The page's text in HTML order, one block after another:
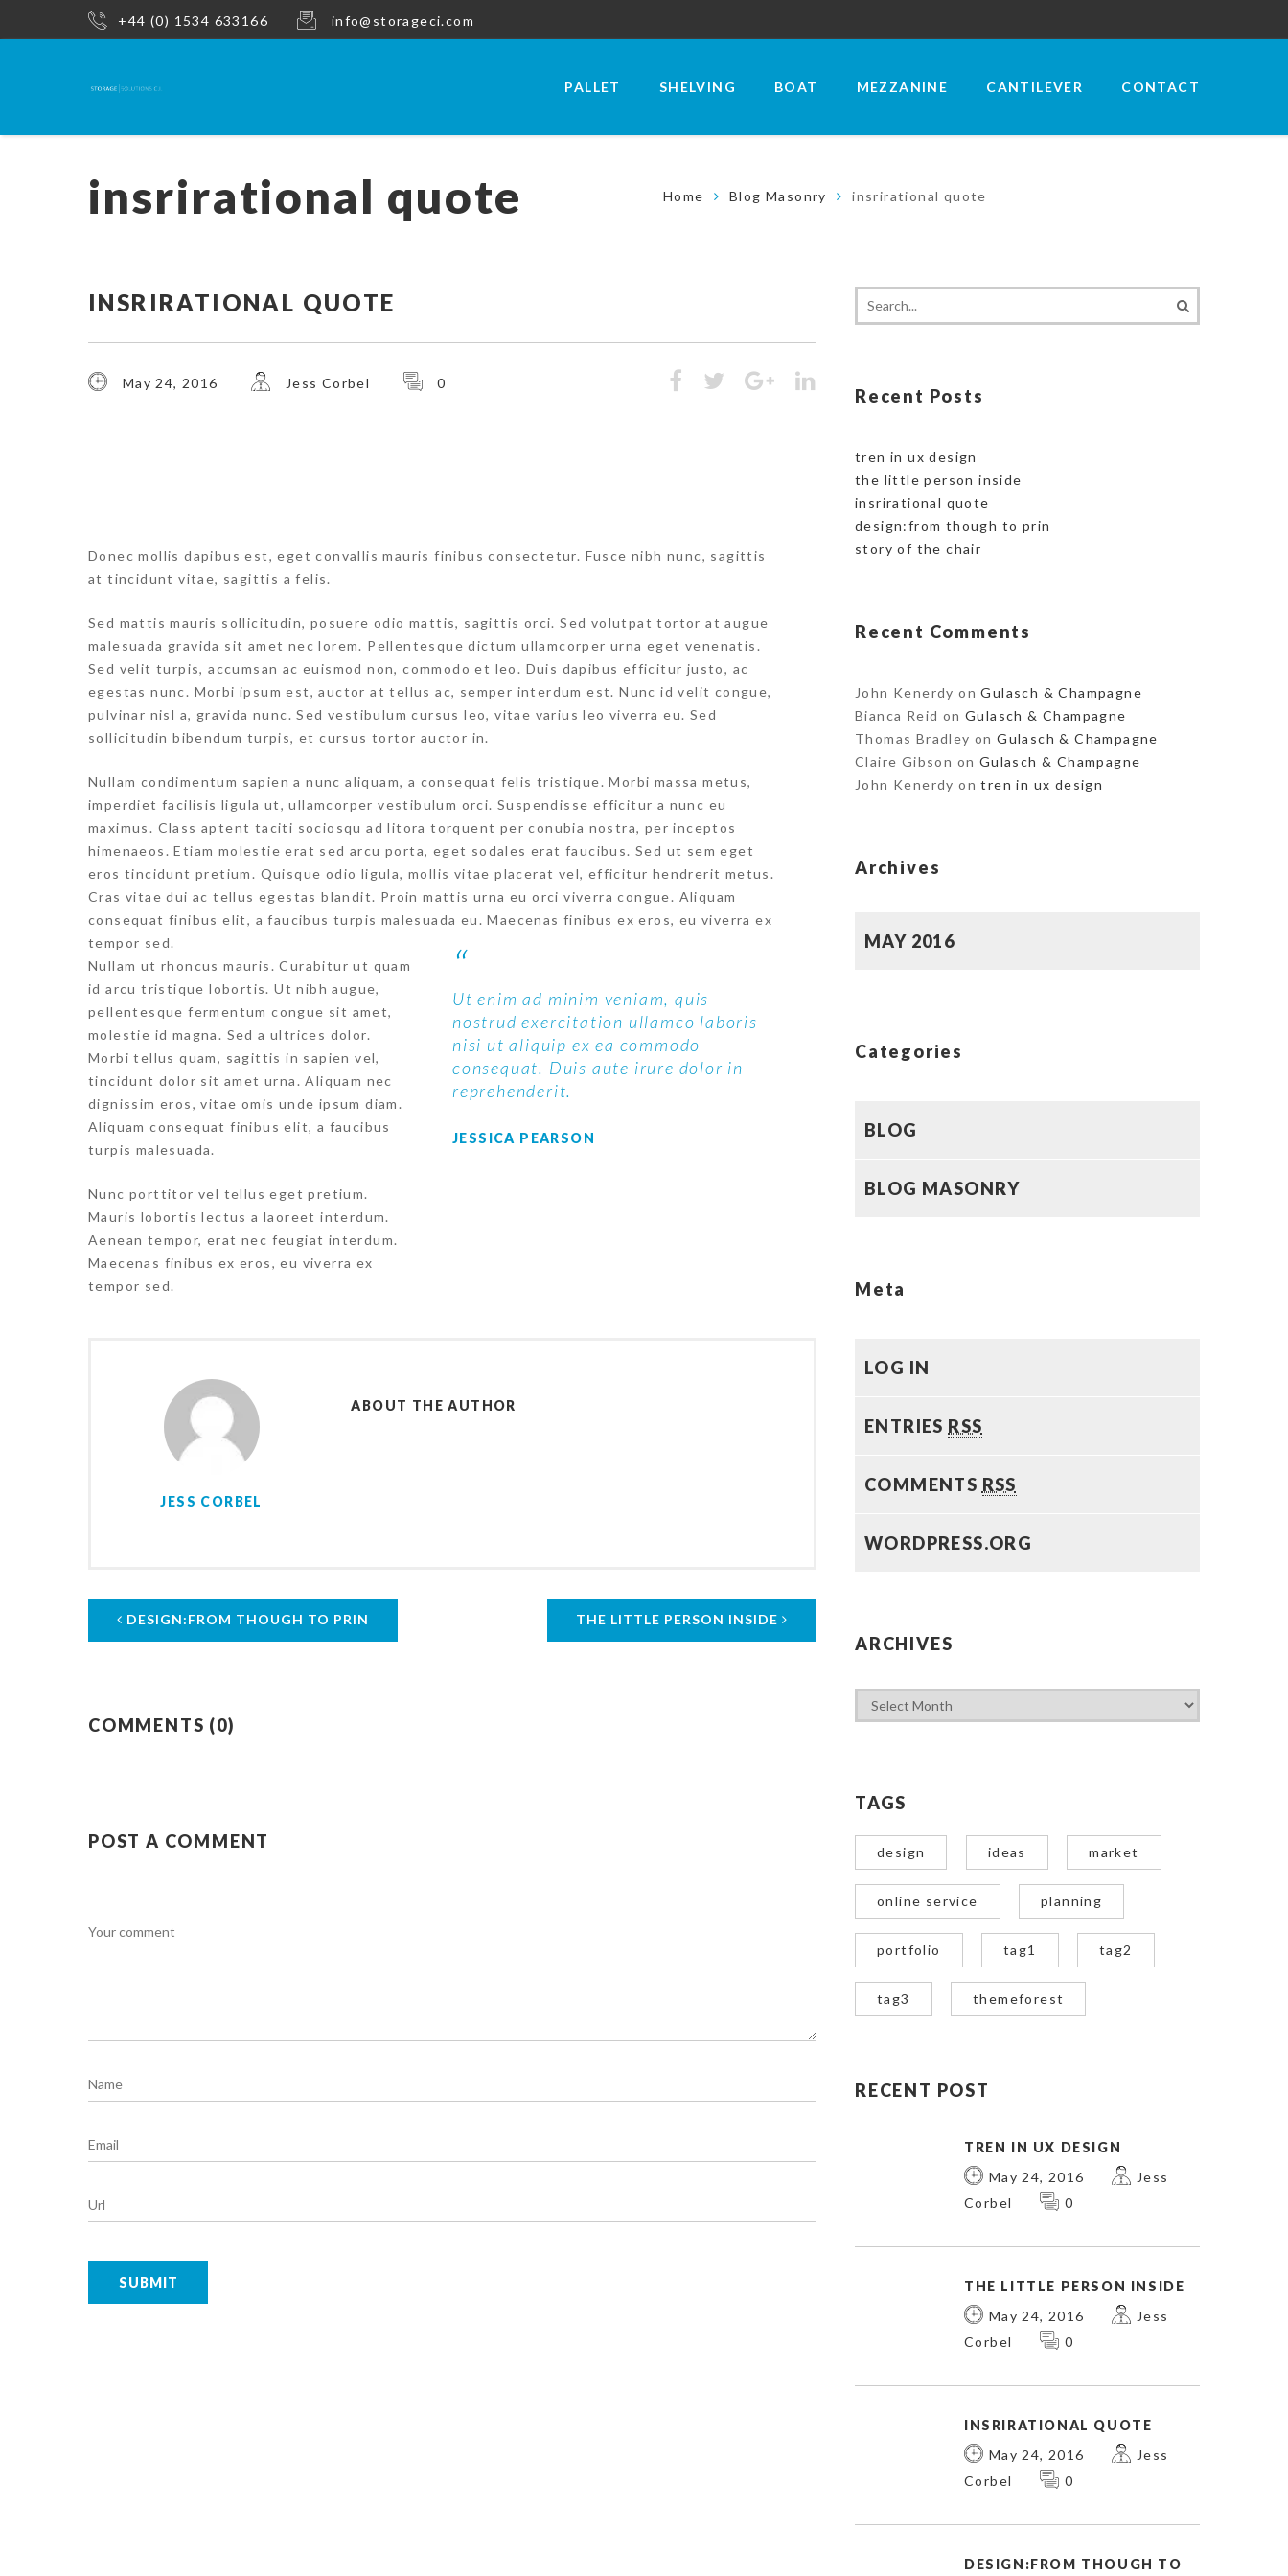
+44 (0) 1534 633166 info@storageci.com
PALLET SHELVING BOAT MEZZANINE CANTILEVER CONTACT
insrirational quote Home Blog Masonry insrirational quote
INSRIRATIONAL QUOTE
May 24, 2016 Jess Corbel 0
Donec mollis dapibus est, eget convallis mauris finibus consectetur. Fusce nibh nunc, sagittis
at tincidunt vitae, sagittis a felis.
Sed mattis mauris sollicitudin, posuere odio mattis, sagittis orci. Sed volutpat tortor at augue
malesuada gravida sit amet nec lorem. Pellentesque dictum ullamcorper urna eget venenatis.
Sed velit turpis, accumsan ac euismod non, commodo et leo. Duis dapibus efficitur justo, ac
egestas nunc. Morbi ipsum est, auctor at tellus ac, semper interdum est. Nunc id velit congue,
pulvinar nisl a, gravida nunc. Sed vestibulum cursus leo, vitae varius leo viverra eu. Sed
sollicitudin bibendum turpis, et cursus tortor auctor in.
Nullam condimentum sapien a nunc aliquam, a consequat felis tristique. Morbi massa metus,
imperdiet facilisis ligula ut, ullamcorper vestibulum orci. Suspendisse efficitur a nunc eu
maximus. Class aptent taciti sociosqu ad litora torquent per conubia nostra, per inceptos
himenaeos. Etiam molestie erat sed arcu porta, eget sodales erat faucibus. Sed ut sem eget
eros tincidunt pretium. Quisque odio ligula, mollis vitae placerat vel, efficitur hendrerit metus.
Cras vitae dui ac tellus egestas blandit. Proin mattis urna eu orci viverra congue. Aliquam
consequat finibus elit, a faucibus turpis malesuada eu. Maecenas finibus ex eros, eu viverra ex
tempor sed.
Nullam ut rhoncus mauris. Curabitur ut quam
id arcu tristique lobortis. Ut nibh augue,
pellentesque fermentum congue sit amet,
molestie id magna. Sed a ultrices dolor.
Morbi tellus quam, sagittis in sapien vel,
tincidunt dolor sit amet urna. Aliquam nec
dignissim eros, vitae omis unde ipsum diam.
Aliquam consequat finibus elit, a faucibus
turpis malesuada.
Nunc porttitor vel tellus eget pretium.
Mauris lobortis lectus a laoreet interdum.
Aenean tempor, erat nec feugiat interdum.
Maecenas finibus ex eros, eu viverra ex
tempor sed.
Ut enim ad minim veniam, quis
nostrud exercitation ullamco laboris
nisi ut aliquip ex ea commodo
consequat. Duis aute irure dolor in
reprehenderit.
JESSICA PEARSON
JESS CORBEL
ABOUT THE AUTHOR
DESIGN:FROM THOUGH TO PRIN THE LITTLE PERSON INSIDE
COMMENTS (0)
POST A COMMENT
Recent Posts
tren in ux design
the little person inside
insrirational quote
design:from though to prin
story of the chair
Recent Comments
John Kenerdy onGulasch & Champagne
Bianca Reid onGulasch & Champagne
Thomas Bradley onGulasch & Champagne
Claire Gibson on Gulasch & Champagne
John Kenerdy ontren in ux design
Archives
MAY 2016
Categories
BLOG
BLOG MASONRY
Meta
LOG IN
ENTRIES RSS
COMMENTS RSS
WORDPRESS.ORG
ARCHIVES
TAGS
design ideas market
online service planning
portfolio tag1 tag2
tag3 themeforest
RECENT POST
TREN IN UX DESIGN
May 24, 2016
Jess
Corbel
0
THE LITTLE PERSON INSIDE
May 24, 2016
Jess
Corbel
0
INSRIRATIONAL QUOTE
May 24, 2016
Jess
Corbel
0
DESIGN:FROM THOUGH TO